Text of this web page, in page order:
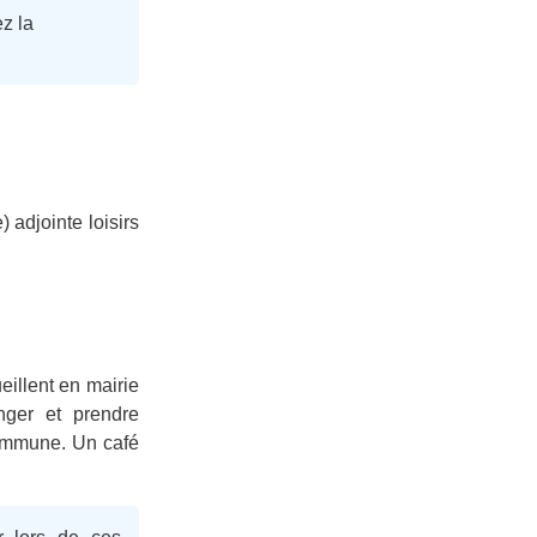
la
adjointe loisirs
en mairie
et prendre
Un café